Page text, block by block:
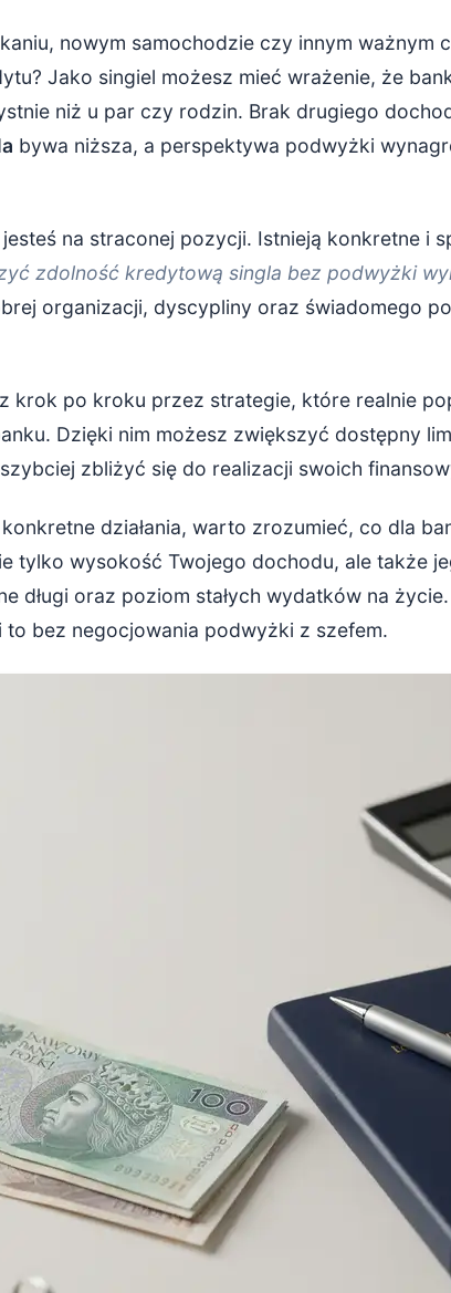
zobowiązania i długi
w pierwszej kolejności
kredytową w BIK
raport BIK
dochodów bez podwyżki
zatrudnienia
źródła dochodu
finansową
złożenia wniosku kredytowego
z wyprzedzeniem
nowym samochodzie czy innym ważnym
Jako singiel możesz mieć wrażenie, że
niż u par czy rodzin. Brak drugiego
bywa niższa, a perspektywa podwyżki
na straconej pozycji. Istnieją konkretne i
zdolność kredytową singla bez podwyżki
organizacji, dyscypliny oraz świadomego
krok po kroku przez strategie, które realnie
Dzięki nim możesz zwiększyć dostępny
zbliżyć się do realizacji swoich
działania, warto zrozumieć, co dla
tylko wysokość Twojego dochodu, ale także
długi oraz poziom stałych wydatków na
to bez negocjowania podwyżki z szefem.